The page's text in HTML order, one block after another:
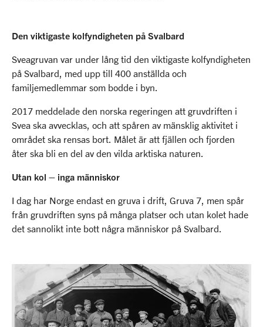
Den viktigaste kolfyndigheten på Svalbard
Sveagruvan var under lång tid den viktigaste kolfyndigheten
på Svalbard, med upp till 400 anställda och
familjemedlemmar som bodde i byn.
2017 meddelade den norska regeringen att gruvdriften i
Svea ska avvecklas, och att spåren av mänsklig aktivitet i
området ska rensas bort. Målet är att fjällen och fjorden
åter ska bli en del av den vilda arktiska naturen.
Utan kol – inga människor
I dag har Norge endast en gruva i drift, Gruva 7, men spår
från gruvdriften syns på många platser och utan kolet hade
det sannolikt inte bott några människor på Svalbard.